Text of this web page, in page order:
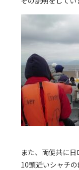
また、両便共に
10頭近いシャチ